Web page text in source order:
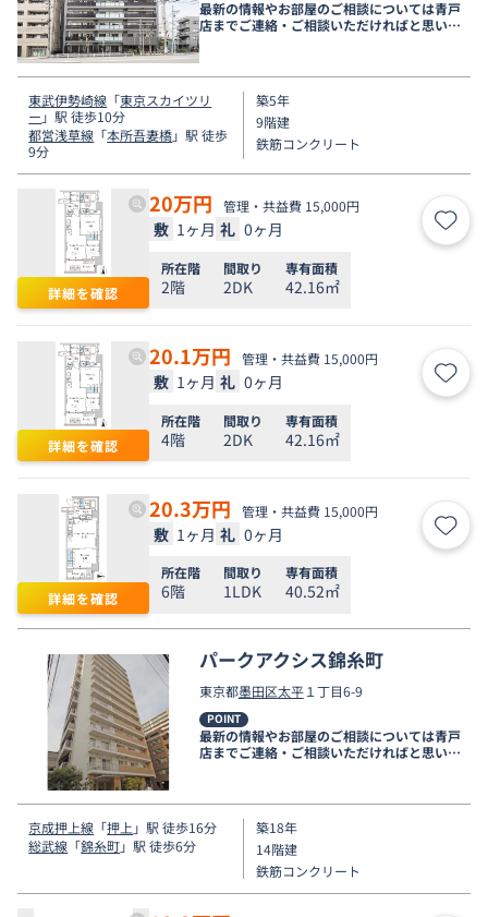
最新の情報やお部屋のご相談については青戸
店までご連絡・ご相談いただければと思いま
す。
東武伊勢崎線 「東京スカイツリ
ー 」駅 徒歩10分
都営浅草線 「本所吾妻橋」駅 徒歩
9分
築5年
9階建
鉄筋コンクリート
詳細を確認
20万円 管理・共益費 15,000円
敷 1ヶ月 礼 0ヶ月 お気
所在階
2階
間取り
2DK
専有面積
42.16㎡
詳細を確認
20.1万円 管理・共益費 15,000円
敷 1ヶ月 礼 0ヶ月 お気
所在階
4階
間取り
2DK
専有面積
42.16㎡
詳細を確認
20.3万円 管理・共益費 15,000円
敷 1ヶ月 礼 0ヶ月 お気
所在階
6階
間取り
1LDK
専有面積
40.52㎡
パークアクシス錦糸町
東京都墨田区太平１丁目6-9
POINT
最新の情報やお部屋のご相談については青戸
店までご連絡・ご相談いただければと思いま
京成押上線 「押上 」駅 徒歩16分
総武線 「錦糸町」駅 徒歩6分
築18年
14階建
鉄筋コンクリート